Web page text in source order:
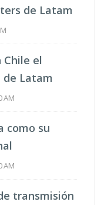
de Latam
el
Latam
AM
como su
AM
transmisión